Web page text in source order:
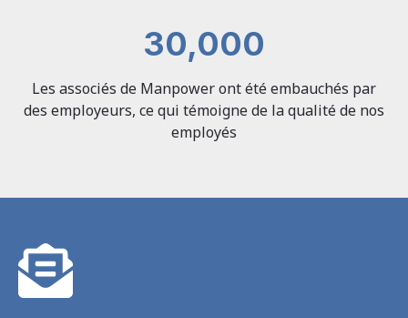
30,000
Les associés de Manpower ont été embauchés par
des employeurs, ce qui témoigne de la qualité de nos
employés